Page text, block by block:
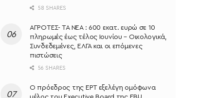
58 SHARES
ΑΓΡΟΤΕΣ- ΤΑ ΝΕΑ : 600 εκατ. ευρώ σε 10
πληρωμές έως τέλος Ιουνίου – Οικολογικά,
Συνδεδεμένες, ΕΛΓΑ και οι επόμενες
πιστώσεις
56 SHARES
Ο πρόεδρος της ΕΡΤ εξελέγη ομόφωνα